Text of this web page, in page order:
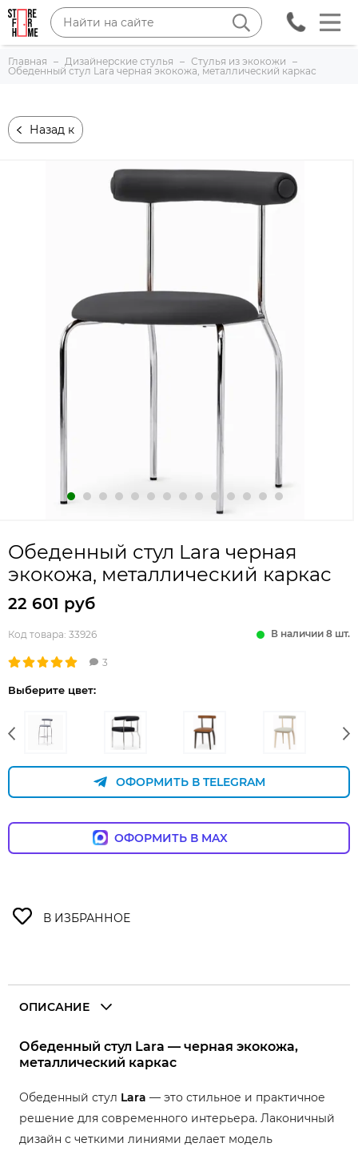
Главная Дизайнерские стулья
Стулья из экокожи
Обеденный стул Lara черная экокожа, металлический каркас
Назад к
Обеденный стул Lara черная
экокожа, металлический каркас
22 601 руб
Код товара: 33926 В наличии 8 шт.
3
Выберите цвет:
ОФОРМИТЬ В TELEGRAM
ОФОРМИТЬ В MAX
ОПИСАНИЕ
Обеденный стул Lara — черная экокожа,
металлический каркас
Обеденный стул Lara — это стильное и практичное
решение для современного интерьера. Лаконичный
дизайн с четкими линиями делает модель